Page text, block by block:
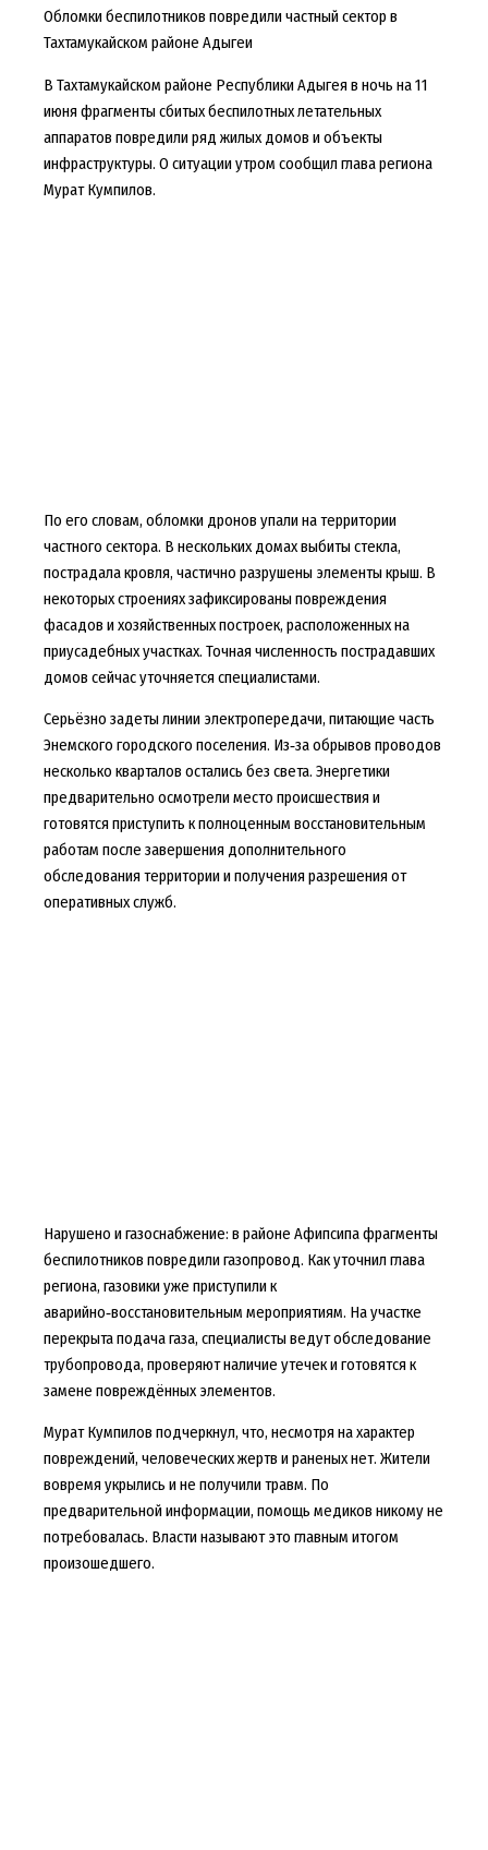
Обломки беспилотников повредили частный сектор в
Тахтамукайском районе Адыгеи
В Тахтамукайском районе Республики Адыгея в ночь на 11
июня фрагменты сбитых беспилотных летательных
аппаратов повредили ряд жилых домов и объекты
инфраструктуры. О ситуации утром сообщил глава региона
Мурат Кумпилов.
По его словам, обломки дронов упали на территории
частного сектора. В нескольких домах выбиты стекла,
пострадала кровля, частично разрушены элементы крыш. В
некоторых строениях зафиксированы повреждения
фасадов и хозяйственных построек, расположенных на
приусадебных участках. Точная численность пострадавших
домов сейчас уточняется специалистами.
Серьёзно задеты линии электропередачи, питающие часть
Энемского городского поселения. Из‑за обрывов проводов
несколько кварталов остались без света. Энергетики
предварительно осмотрели место происшествия и
готовятся приступить к полноценным восстановительным
работам после завершения дополнительного
обследования территории и получения разрешения от
оперативных служб.
Нарушено и газоснабжение: в районе Афипсипа фрагменты
беспилотников повредили газопровод. Как уточнил глава
региона, газовики уже приступили к
аварийно‑восстановительным мероприятиям. На участке
перекрыта подача газа, специалисты ведут обследование
трубопровода, проверяют наличие утечек и готовятся к
замене повреждённых элементов.
Мурат Кумпилов подчеркнул, что, несмотря на характер
повреждений, человеческих жертв и раненых нет. Жители
вовремя укрылись и не получили травм. По
предварительной информации, помощь медиков никому не
потребовалась. Власти называют это главным итогом
произошедшего.